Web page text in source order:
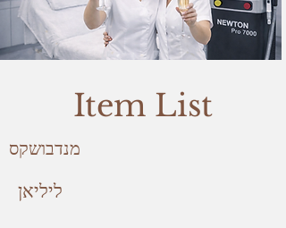
Item List
מנדבושקס
ליליאן